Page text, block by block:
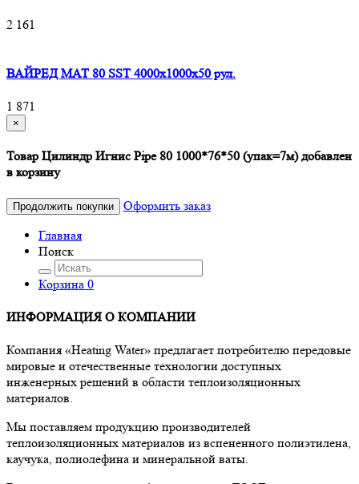
2 161
ВАЙРЕД МАТ 80 SST 4000x1000x50 рул.
1 871
×
Товар Цилиндр Игнис Pipe 80 1000*76*50 (упак=7м) добавлен
в корзину
Продолжить покупки
Оформить заказ
Главная
Поиск
Корзина 0
ИНФОРМАЦИЯ О КОМПАНИИ
Компания «Heating Water» предлагает потребителю передовые
мировые и отечественные технологии доступных
инженерных решений в области теплоизоляционных
материалов.
Мы поставляем продукцию производителей
теплоизоляционных материалов из вспененного полиэтилена,
каучука, полиолефина и минеральной ваты.